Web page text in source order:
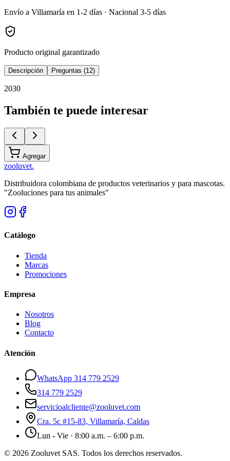
Envío a Villamaría en 1-2 días · Nacional 3-5 días
Producto original garantizado
Descripción Preguntas (12)
2030
También te puede interesar
Agregar
zooluvet.
Distribuidora colombiana de productos veterinarios y para mascotas.
"Zooluciones para tus animales"
Catálogo
Tienda
Marcas
Promociones
Empresa
Nosotros
Blog
Contacto
Atención
WhatsApp 314 779 2529
314 779 2529
servicioalcliente@zooluvet.com
Cra. 5c #15-83, Villamaría, Caldas
Lun - Vie · 8:00 a.m. – 6:00 p.m.
© 2026 Zooluvet SAS. Todos los derechos reservados.